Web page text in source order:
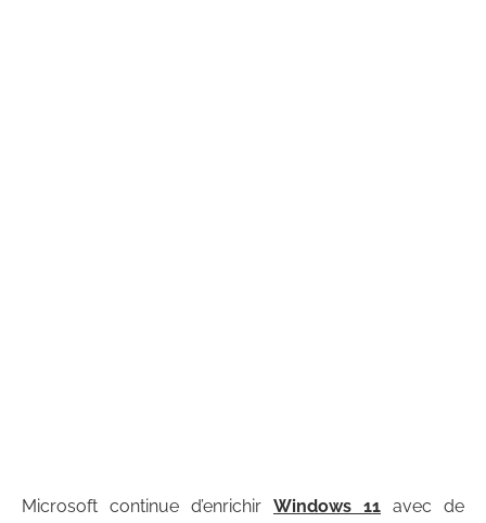
Microsoft continue d’enrichir Windows 11 avec de